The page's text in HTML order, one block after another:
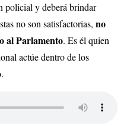
policial y deberá brindar
no son satisfactorias, no
al Parlamento. Es él quien
actúe dentro de los